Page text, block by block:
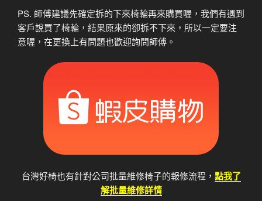
PS. 師傅建議先確定拆的下來椅輪再來購買喔，我們有遇到
客戶說買了椅輪，結果原來的卻拆不下來，所以一定要注
意喔，在更換上有問題也歡迎詢問師傅。
台灣好椅也有針對公司批量維修椅子的報修流程， 點我了
解批量維修詳情